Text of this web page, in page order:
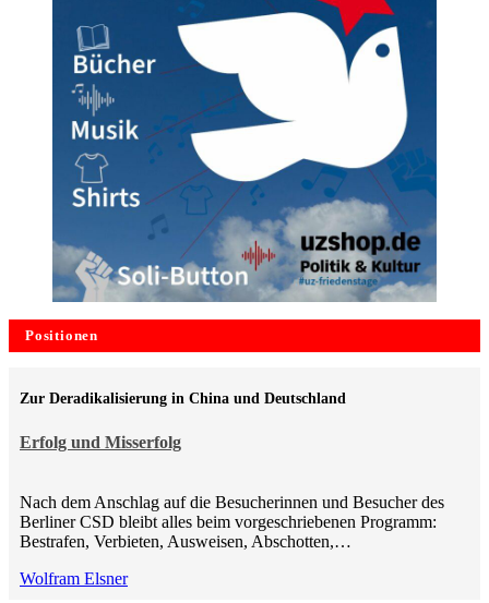
Positionen
Erfolg und Misserfolg
Zur Deradikalisierung in China und Deutschland
Nach dem Anschlag auf die Besucherinnen und Besucher des
Berliner CSD bleibt alles beim vorgeschriebenen Programm:
Bestrafen, Verbieten, Ausweisen, Abschotten,…
Wolfram Elsner